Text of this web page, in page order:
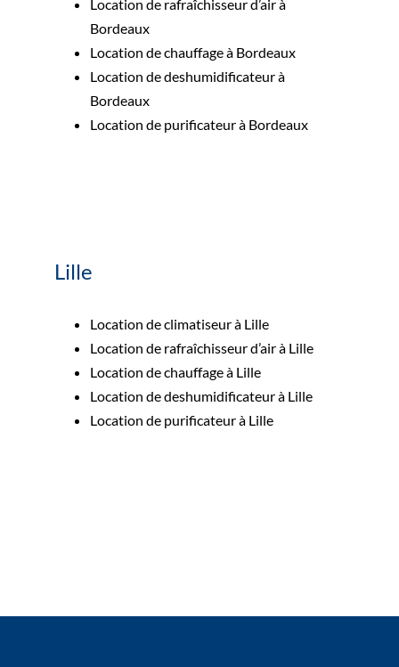
Location de rafraîchisseur d’air à
Bordeaux
Location de chauffage à Bordeaux
Location de deshumidificateur à
Bordeaux
Location de purificateur à Bordeaux
Lille
Location de climatiseur à Lille
Location de rafraîchisseur d’air à Lille
Location de chauffage à Lille
Location de deshumidificateur à Lille
Location de purificateur à Lille